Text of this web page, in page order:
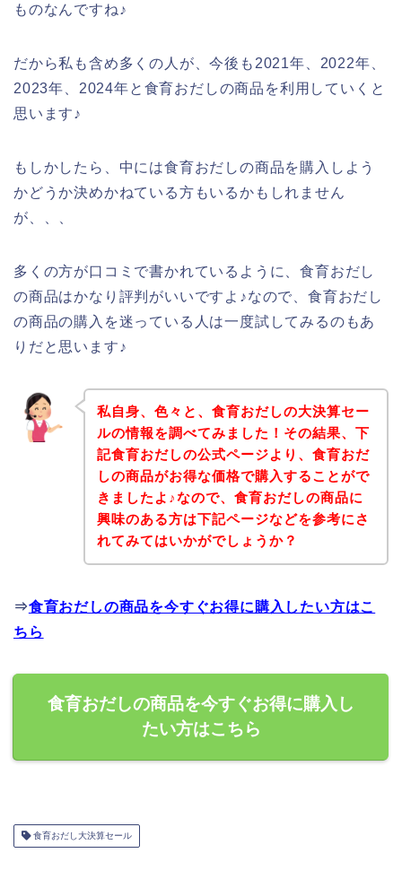
ものなんですね♪
だから私も含め多くの人が、今後も2021年、2022年、
2023年、2024年と食育おだしの商品を利用していくと
思います♪
もしかしたら、中には食育おだしの商品を購入しよう
かどうか決めかねている方もいるかもしれません
が、、、
多くの方が口コミで書かれているように、食育おだし
の商品はかなり評判がいいですよ♪なので、食育おだし
の商品の購入を迷っている人は一度試してみるのもあ
りだと思います♪
私自身、色々と、食育おだしの大決算セー
ルの情報を調べてみました！その結果、下
記食育おだしの公式ページより、食育おだ
しの商品がお得な価格で購入することがで
きましたよ♪なので、食育おだしの商品に
興味のある方は下記ページなどを参考にさ
れてみてはいかがでしょうか？
⇒食育おだしの商品を今すぐお得に購入したい方はこ
ちら
食育おだしの商品を今すぐお得に購入し
たい方はこちら
食育おだし大決算セール